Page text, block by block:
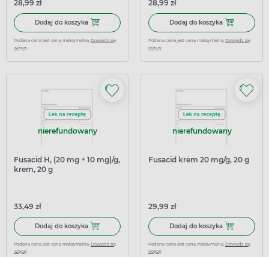
28,99 zł
Dodaj do koszyka Dodaj do koszyka Fucidin 20 mg/g, maść, 15 g (Import
Podana cena jest ceną maksymalną. Dowiedz się
więcej
28,99 zł
Dodaj do koszyka Dodaj do
Podana cena jest ceną maksymalną. Dowiedz się
więcej
nierefundowany
Fusacid H, (20 mg + 10 mg)/g,
krem, 20 g
33,49 zł
Dodaj do koszyka Dodaj do koszyka Fusacid H, (20 mg + 10 mg)/g, krem, 20
Podana cena jest ceną maksymalną. Dowiedz się
więcej
nierefundowany
Fusacid krem 20 mg/g, 20 g
29,99 zł
Dodaj do koszyka Dodaj do
Podana cena jest ceną maksymalną. Dowiedz się
więcej